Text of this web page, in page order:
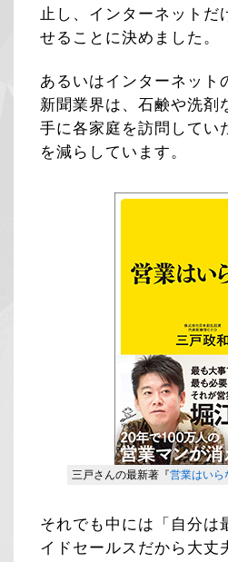
止し、インターネットだ
せることに決めました。
あるいはインターネット
新聞業界は、石鹸や洗剤
手に各家庭を訪問してい
を減らしています。
三戸さんの最新著『営業はいら
それでも中には「自分は
イドセールスだから大丈